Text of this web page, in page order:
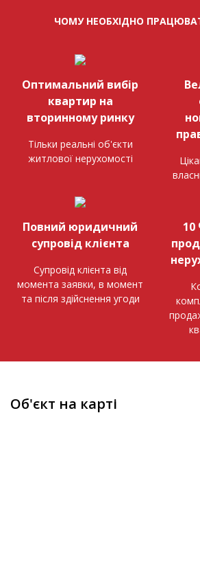
ЧОМУ НЕОБХІДНО
Оптимальний вибір
квартир на
вторинному ринку
Тільки реальні об'єкти
житлової нерухомості
Повний юридичний
супровід клієнта
Супровід клієнта від
момента заявки, в момент
та після здійснення угоди
10
Об'єкт на карті